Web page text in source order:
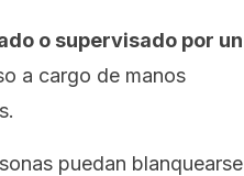
o supervisado por un
a cargo de manos
puedan blanquearse